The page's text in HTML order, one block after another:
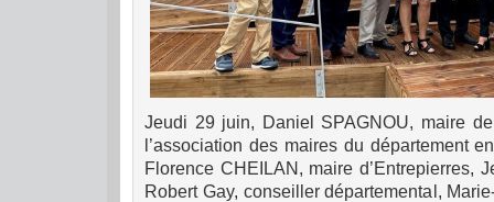
Jeudi 29 juin, Daniel SPAGNOU, maire
l’association des maires du département
Florence CHEILAN, maire d’Entrepierres,
Robert Gay, conseiller départemental,